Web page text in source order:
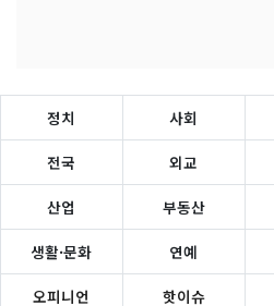
정치 사회
전국 외교
산업 부동산
생활·문화 연예
오피니언 핫이슈